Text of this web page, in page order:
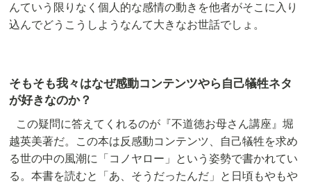
んていう限りなく個人的な感情の動きを他者がそこに入り
込んでどうこうしようなんて大きなお世話でしょ。
そもそも我々はなぜ感動コンテンツやら自己犠牲ネタ
が好きなのか？
この疑問に答えてくれるのが『不道徳お母さん講座』堀
越英美著だ。この本は反感動コンテンツ、自己犠牲を求め
る世の中の風潮に「コノヤロー」という姿勢で書かれてい
る。本書を読むと「あ、そうだったんだ」と日頃もやもや